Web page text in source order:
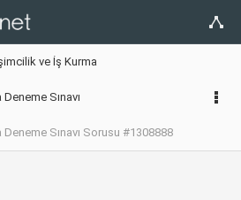
ve İş Kurma
Sınavı
Sınavı Sorusu #1308888